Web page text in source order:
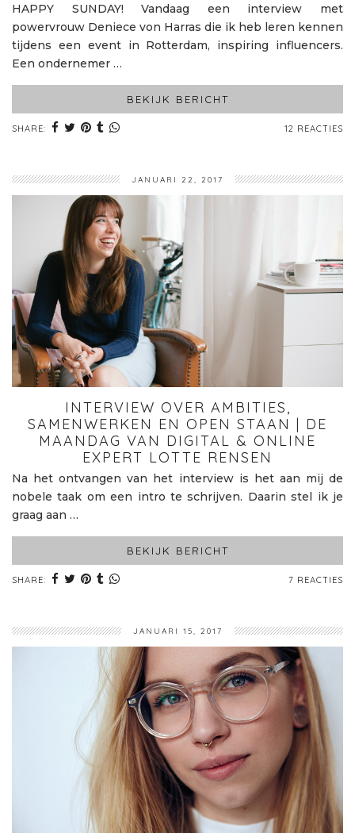
HAPPY SUNDAY! Vandaag een interview met
powervrouw Deniece von Harras die ik heb leren kennen
tijdens een event in Rotterdam, inspiring influencers.
Een ondernemer …
BEKIJK BERICHT
SHARE: 12 REACTIES
JANUARI 22, 2017
INTERVIEW OVER AMBITIES,
SAMENWERKEN EN OPEN STAAN | DE
MAANDAG VAN DIGITAL & ONLINE
EXPERT LOTTE RENSEN
Na het ontvangen van het interview is het aan mij de
nobele taak om een intro te schrijven. Daarin stel ik je
graag aan …
BEKIJK BERICHT
SHARE: 7 REACTIES
JANUARI 15, 2017